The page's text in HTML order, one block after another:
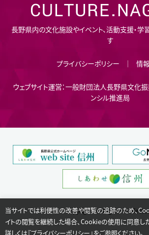
長野県内の文化施設やイベント、活動支援・学
す
プライバシーポリシー 情
ウェブサイト運営：一般財団法人長野県文化
ンシル推進局
Copyright © Nagano
当サイトでは利便性の改善や閲覧の追跡のため、
イトの閲覧を継続した場合、Cookieの使用に同意し
詳しくは『プライバシーポリシー 』をご参照ください。